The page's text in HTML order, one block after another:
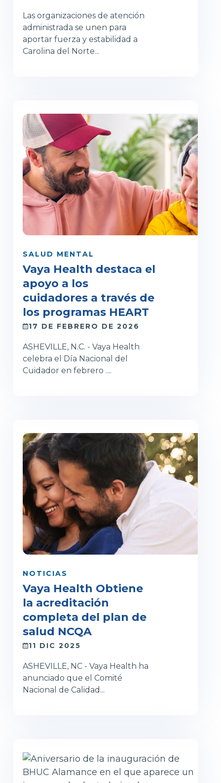
Las organizaciones de atención
administrada se unen para
aportar fuerza y estabilidad a
Carolina del Norte...
SALUD MENTAL
Vaya Health destaca el
apoyo a los
cuidadores a través de
los programas HEART
17 DE FEBRERO DE 2026
ASHEVILLE, N.C. - Vaya Health
celebra el Día Nacional del
Cuidador en febrero ....
NOTICIAS
Vaya Health Obtiene
la acreditación
completa del plan de
salud NCQA
11 DIC 2025
ASHEVILLE, NC - Vaya Health ha
anunciado que el Comité
Nacional de Calidad...